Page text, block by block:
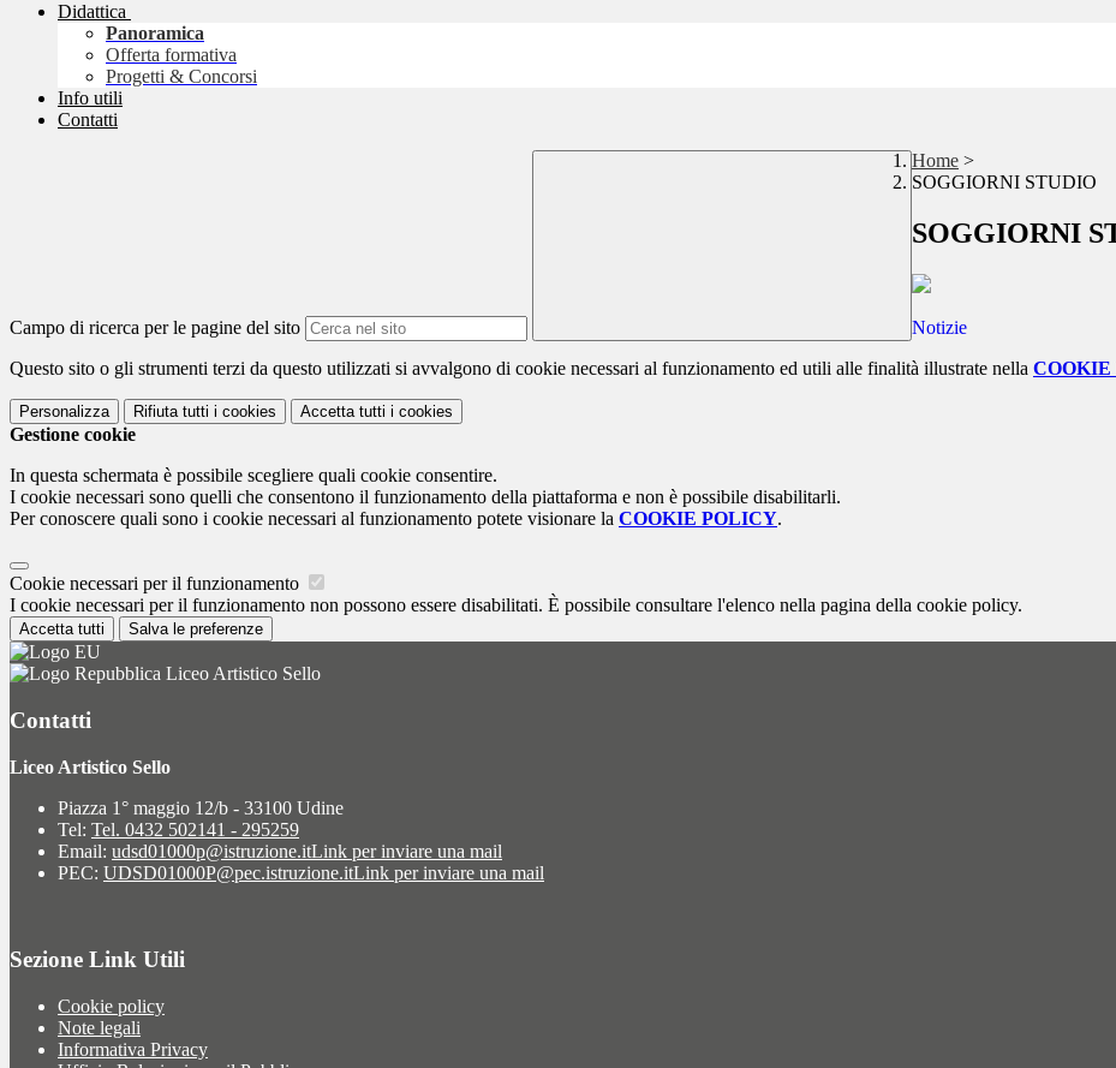
Didattica
Panoramica
Offerta formativa
Progetti & Concorsi
Info utili
Contatti
Campo di ricerca per le pagine del sito
Home >
SOGGIORNI STUDIO
SOGGIORNI
Notizie
Questo sito o gli strumenti terzi da questo utilizzati si avvalgono di cookie necessari al funzionamento ed utili alle finalità illustrate nella
Personalizza Rifiuta tutti i cookies Accetta tutti i cookies
Gestione cookie
In questa schermata è possibile scegliere quali cookie consentire.
I cookie necessari sono quelli che consentono il funzionamento della piattaforma e non è possibile disabilitarli.
Per conoscere quali sono i cookie necessari al funzionamento potete visionare la COOKIE POLICY.
Cookie necessari per il funzionamento
I cookie necessari per il funzionamento non possono essere disabilitati. È possibile consultare l'elenco nella pagina della cookie policy.
Accetta tutti Salva le preferenze
Liceo Artistico Sello
Contatti
Liceo Artistico Sello
Piazza 1° maggio 12/b - 33100 Udine
Tel: Tel. 0432 502141 - 295259
Email: udsd01000p@istruzione.itLink per inviare una mail
PEC: UDSD01000P@pec.istruzione.itLink per inviare una mail
Sezione Link Utili
Cookie policy
Note legali
Informativa Privacy